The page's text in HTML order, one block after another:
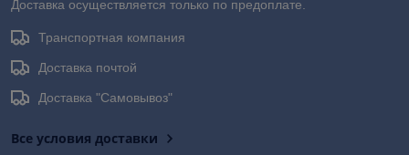
Доставка осуществляется только по предоплате.
Транспортная компания
Доставка почтой
Доставка "Самовывоз"
Все условия доставки